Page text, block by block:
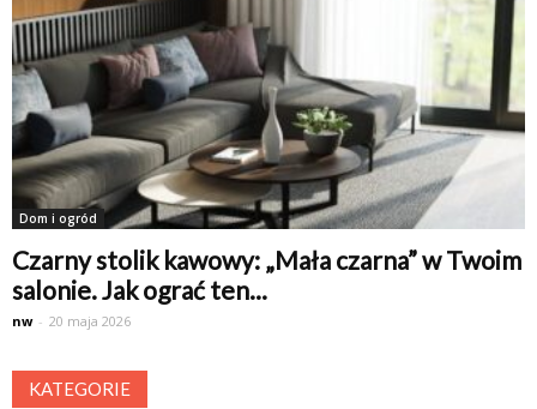
Dom i ogród
Czarny stolik kawowy: „Mała czarna” w Twoim
salonie. Jak ograć ten...
nw - 20 maja 2026
KATEGORIE